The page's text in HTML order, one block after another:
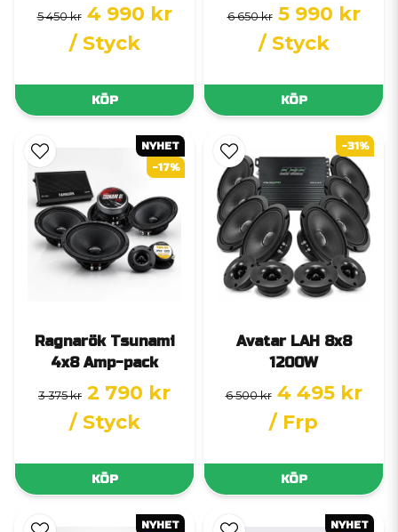
5 450 kr 4 990 kr
/ Styck
KÖP
6 650 kr 5 990 kr
/ Styck
KÖP
Ragnarök Tsunami
4x8 Amp-pack
3 375 kr 2 790 kr
/ Styck
KÖP
NYHET
-17%
Avatar LAH 8x8
1200W
6 500 kr 4 495 kr
/ Frp
KÖP
-31%
NYHET
NYHET